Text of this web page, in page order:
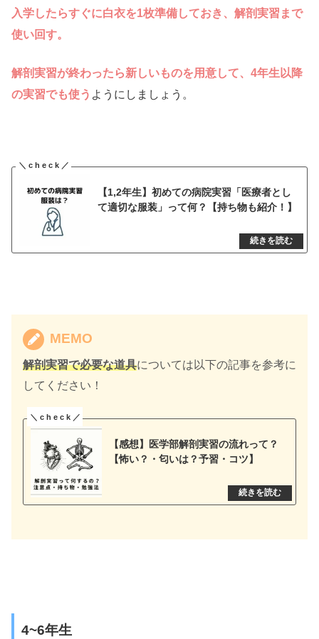
入学したらすぐに白衣を1枚準備しておき、解剖実習まで
使い回す。
解剖実習が終わったら新しいものを用意して、4年生以降
の実習でも使う ようにしましょう。
【1,2年生】初めての病院実習「医療者とし
て適切な服装」って何？【持ち物も紹介！】
MEMO
解剖実習で必要な道具については以下の記事を参考に
してください！
【感想】医学部解剖実習の流れって？
【怖い？・匂いは？予習・コツ】
4~6年生